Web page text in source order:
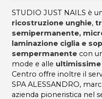
STUDIO JUST NAILS è
ricostruzione unghie,
semipermanente,
laminazione ciglia e
sempermanente con
mode e alle
Centro offre inoltre il
SPA ALESSANDRO,
azienda pioneristica nel